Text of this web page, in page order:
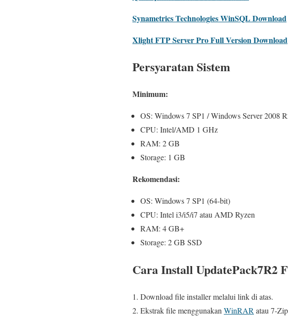
Synametrics Technologies WinSQL Download
Xlight FTP Server Pro Full Version Download
Persyaratan Sistem
Minimum:
OS: Windows 7 SP1 / Windows Server 2008
CPU: Intel/AMD 1 GHz
RAM: 2 GB
Storage: 1 GB
Rekomendasi:
OS: Windows 7 SP1 (64-bit)
CPU: Intel i3/i5/i7 atau AMD Ryzen
RAM: 4 GB+
Storage: 2 GB SSD
Cara Install UpdatePack7R2
Download file installer melalui link di atas.
Ekstrak file menggunakan WinRAR atau 7-